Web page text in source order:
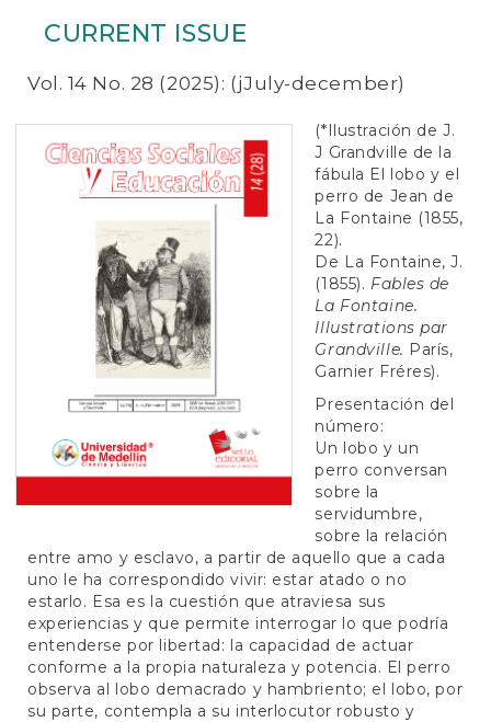
d
b
CURRENT ISSUE
Vol. 14 No. 28 (2025): (jJuly-december)
(*Ilustración de J.
J Grandville de la
fábula El lobo y el
perro de Jean de
La Fontaine (1855,
22).
De La Fontaine, J.
(1855). Fables de
La Fontaine.
Illustrations par
Grandville. París,
Garnier Fréres).
Presentación del
número:
Un lobo y un
perro conversan
sobre la
servidumbre,
sobre la relación
entre amo y esclavo, a partir de aquello que a cada
uno le ha correspondido vivir: estar atado o no
estarlo. Esa es la cuestión que atraviesa sus
experiencias y que permite interrogar lo que podría
entenderse por libertad: la capacidad de actuar
conforme a la propia naturaleza y potencia. El perro
observa al lobo demacrado y hambriento; el lobo, por
su parte, contempla a su interlocutor robusto y